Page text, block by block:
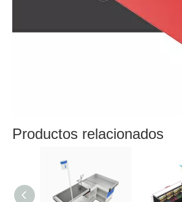
Productos relacionados